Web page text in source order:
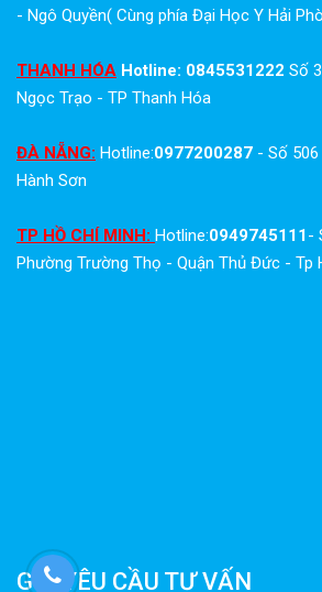
- Ngô Quyền( Cùng phía Đại Học Y Hải
THANH HÓA Hotline: 0845531222 Số
Ngọc Trạo - TP Thanh Hóa
ĐÀ NẴNG: Hotline:0977200287 - Số
Hành Sơn
TP HỒ CHÍ MINH: Hotline:0949745111-
Phường Trường Thọ - Quận Thủ Đức - Tp
GỬI YÊU CẦU TƯ VẤN